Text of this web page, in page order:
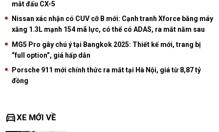
mắt đấu CX-5
Nissan xác nhận có CUV cỡ B mới: Cạnh tranh Xforce bằng máy
xăng 1.3L mạnh 154 mã lực, có thể có ADAS, ra mắt năm sau
MG5 Pro gây chú ý tại Bangkok 2025: Thiết kế mới, trang bị
“full option”, giá hấp dẫn
Porsche 911 mới chính thức ra mắt tại Hà Nội, giá từ 8,87 tỷ
đồng
directions_carXE MỚI VỀ